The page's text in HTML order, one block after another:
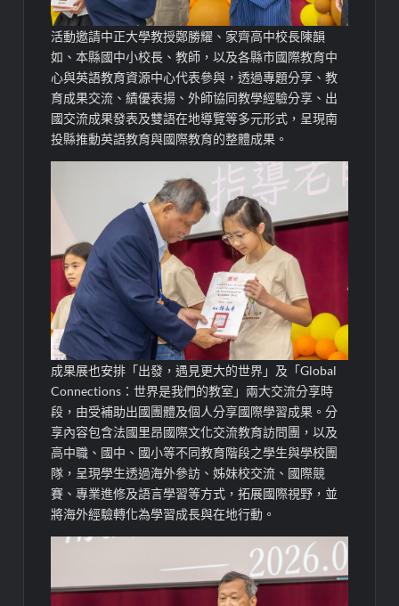
活動邀請中正大學教授鄭勝耀、家齊高中校長陳韻
如、本縣國中小校長、教師，以及各縣市國際教育中
心與英語教育資源中心代表參與，透過專題分享、教
育成果交流、績優表揚、外師協同教學經驗分享、出
國交流成果發表及雙語在地導覽等多元形式，呈現南
投縣推動英語教育與國際教育的整體成果。
成果展也安排「出發，遇見更大的世界」及「Global
Connections：世界是我們的教室」兩大交流分享時
段，由受補助出國團體及個人分享國際學習成果。分
享內容包含法國里昂國際文化交流教育訪問團，以及
高中職、國中、國小等不同教育階段之學生與學校團
隊，呈現學生透過海外參訪、姊妹校交流、國際競
賽、專業進修及語言學習等方式，拓展國際視野，並
將海外經驗轉化為學習成長與在地行動。